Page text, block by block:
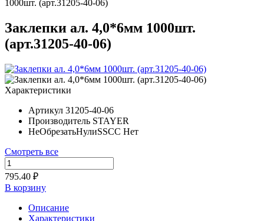
1000шт. (арт.31205-40-06)
Заклепки ал. 4,0*6мм 1000шт.
(арт.31205-40-06)
Характеристики
Артикул 31205-40-06
Производитель STAYER
НеОбрезатьНулиSSCC Нет
Смотреть все
795.40 ₽
В корзину
Описание
Характеристики